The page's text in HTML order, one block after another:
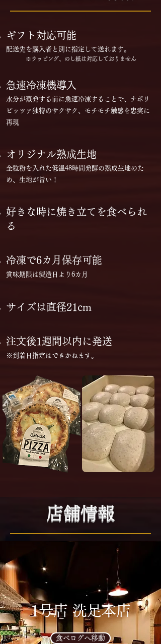
ギフト対応可能
配送先を購入者と別に指定して送れます。
急速冷凍機導入
水分が蒸発する前に急速冷凍することで、ナポリ
ピッツァ独特のサクサク、モチモチ触感を忠実に
再現
オリジナル熟成生地
全粒粉を入れた低温48時間発酵の熟成生地のた
め、生地が旨い！
好きな時に焼き立てを食べられ
る
冷凍で6カ月保存可能
賞味期限は製造日より6カ月
サイズは直径21cm
注文後1週間以内に発送
※到着日指定はできかねます。
※ラッピング、のし紙は対応しておりません
店舗情報
1号店 洗足本店
食べログへ移動